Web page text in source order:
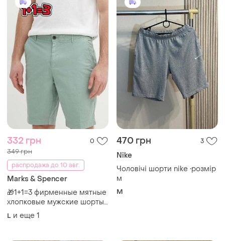
332 грн 0
349 грн
распродажа до 10 авг.
Marks & Spencer
🎁1+1=3 фирменные мятные
хлопковые мужские шорты
чинос marks &amp; spencer,
размер 48 - 50
L и еще
470 грн 3
Nike
Чоловічі шорти nike •розмір
м
M